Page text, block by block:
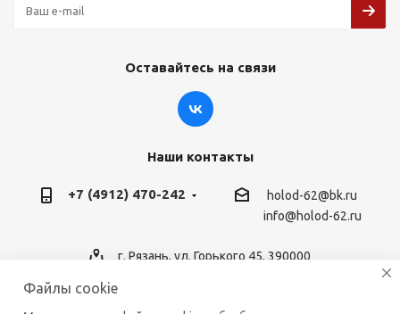
Оставайтесь на связи
Наши контакты
+7 (4912) 470-242
holod-62@bk.ru
info@holod-62.ru
г. Рязань, ул. Горького 45, 390000
Файлы cookie